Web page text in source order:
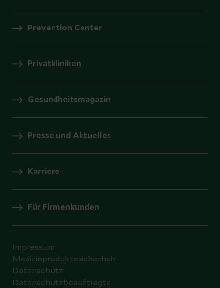
Prevention Center
Privatkliniken
Gesundheitsmagazin
Presse und Aktuelles
Karriere
Für Firmenkunden
Impressum
Medizinproduktesicherheit
Datenschutz
Datenschutzbeauftragte